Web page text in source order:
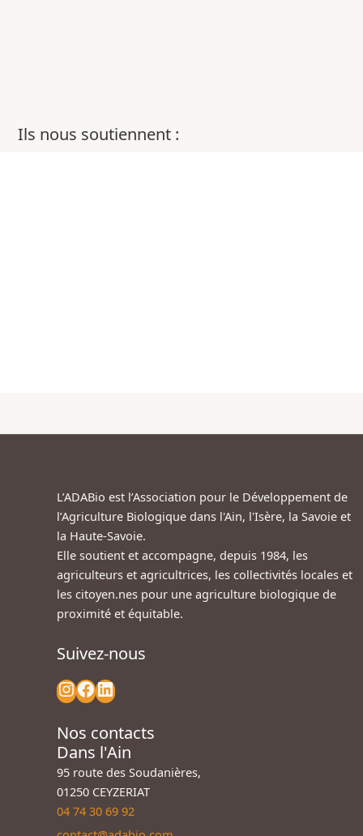
Ils nous soutiennent :
L’ADABio est l’Association pour le Développement de
l’Agriculture Biologique dans l'Ain, l'Isère, la Savoie et
la Haute-Savoie.
Elle soutient et accompagne, depuis 1984, les
agriculteurs et agricultrices, les collectivités locales et
les citoyen.nes pour une agriculture biologique de
proximité et équitable.
Suivez-nous
Nos contacts
Dans l'Ain
95 route des Soudanières,
01250 CEYZERIAT
04 74 30 69 92